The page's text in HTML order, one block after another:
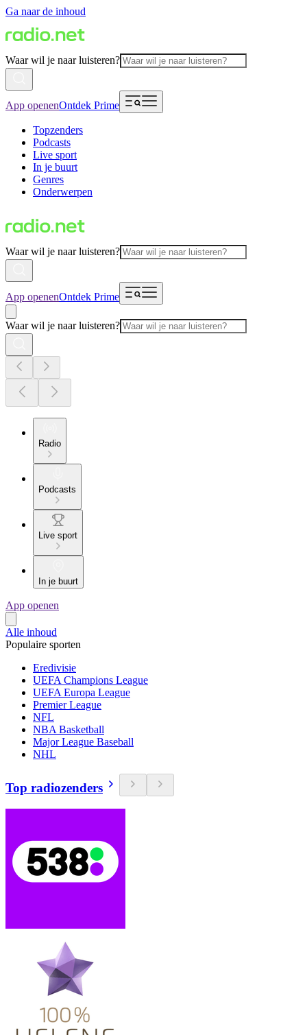
Ga naar de inhoud
Waar wil je naar luisteren?
App openenOntdek Prime
Topzenders
Podcasts
Live sport
In je buurt
Genres
Onderwerpen
Waar wil je naar luisteren?
App openenOntdek Prime
Waar wil je naar luisteren?
Radio
Podcasts
Live sport
In je buurt
App openen
Alle inhoud
Populaire sporten
Eredivisie
UEFA Champions League
UEFA Europa League
Premier League
NFL
NBA Basketball
Major League Baseball
NHL
Top radiozenders